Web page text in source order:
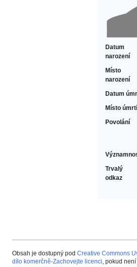
Datum
narození
Místo
narození
Datum
Místo úmrtí
Povolání
Trvalý
odkaz
Obsah je dostupný pod Creative Commons
dílo komerčně-Zachovejte licenci, pokud